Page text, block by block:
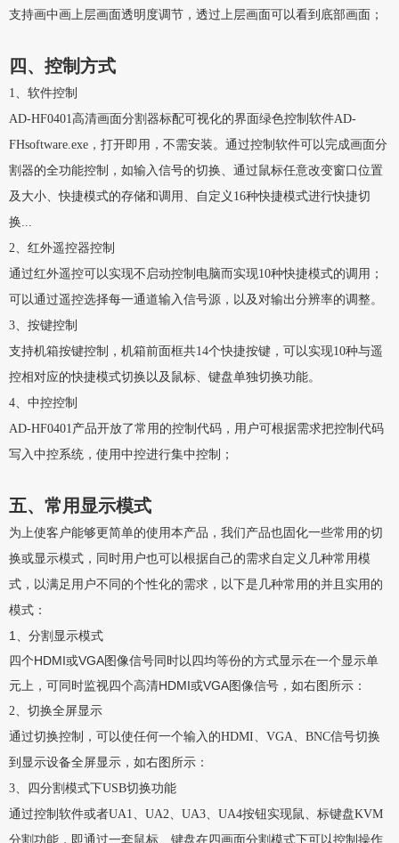
支持画中画上层画面透明度调节，透过上层画面可以看到底部画面；
四、控制方式
1、软件控制
AD-HF0401高清画面分割器标配可视化的界面绿色控制软件AD-
FHsoftware.exe，打开即用，不需安装。通过控制软件可以完成画面分
割器的全功能控制，如输入信号的切换、通过鼠标任意改变窗口位置
及大小、快捷模式的存储和调用、自定义16种快捷模式进行快捷切
换...
2、红外遥控器控制
通过红外遥控可以实现不启动控制电脑而实现10种快捷模式的调用；
可以通过遥控选择每一通道输入信号源，以及对输出分辨率的调整。
3、按键控制
支持机箱按键控制，机箱前面框共14个快捷按键，可以实现10种与遥
控相对应的快捷模式切换以及鼠标、键盘单独切换功能。
4、中控控制
AD-HF0401产品开放了常用的控制代码，用户可根据需求把控制代码
写入中控系统，使用中控进行集中控制；
五、常用显示模式
为上使客户能够更简单的使用本产品，我们产品也固化一些常用的切
换或显示模式，同时用户也可以根据自己的需求自定义几种常用模
式，以满足用户不同的个性化的需求，以下是几种常用的并且实用的
模式：
1、分割显示模式
四个HDMI或VGA图像信号同时以四均等份的方式显示在一个显示单
元上，可同时监视四个高清HDMI或VGA图像信号，如右图所示：
2、切换全屏显示
通过切换控制，可以使任何一个输入的HDMI、VGA、BNC信号切换
到显示设备全屏显示，如右图所示：
3、四分割模式下USB切换功能
通过控制软件或者UA1、UA2、UA3、UA4按钮实现鼠、标键盘KVM
分割功能，即通过一套鼠标、键盘在四画面分割模式下可以控制操作